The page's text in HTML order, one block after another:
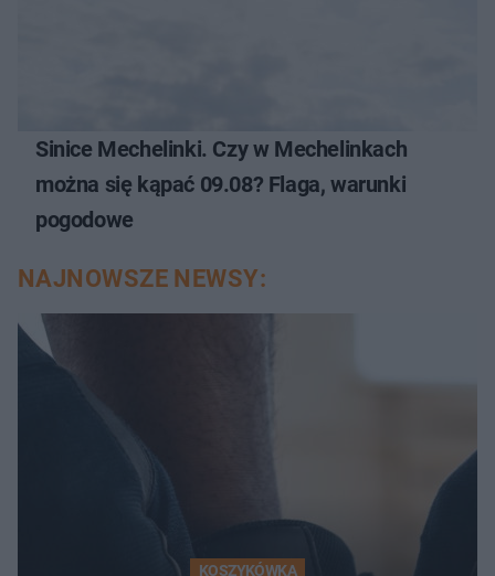
Sinice Mechelinki. Czy w Mechelinkach
można się kąpać 09.08? Flaga, warunki
pogodowe
NAJNOWSZE NEWSY:
KOSZYKÓWKA